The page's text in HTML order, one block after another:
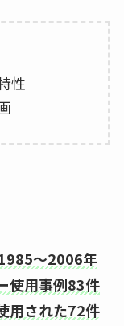
性
〜2006年
使用事例83件
用された72件